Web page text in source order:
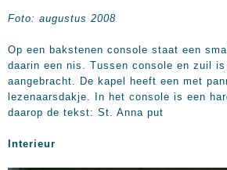
Foto: augustus 2008
Op een bakstenen console staat een
daarin een nis. Tussen console en zuil
aangebracht. De kapel heeft een met
lezenaarsdakje. In het console is een
daarop de tekst: St. Anna put
Interieur